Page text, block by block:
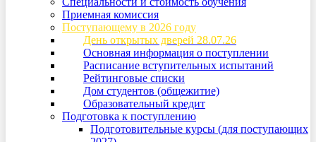
Приемная комиссия
Поступающему в 2026 году
День открытых дверей 28.07.26
Основная информация о поступлении
Расписание вступительных испытаний
Рейтинговые списки
Дом студентов (общежитие)
Образовательный кредит
Подготовка к поступлению
Подготовительные курсы (для поступающих